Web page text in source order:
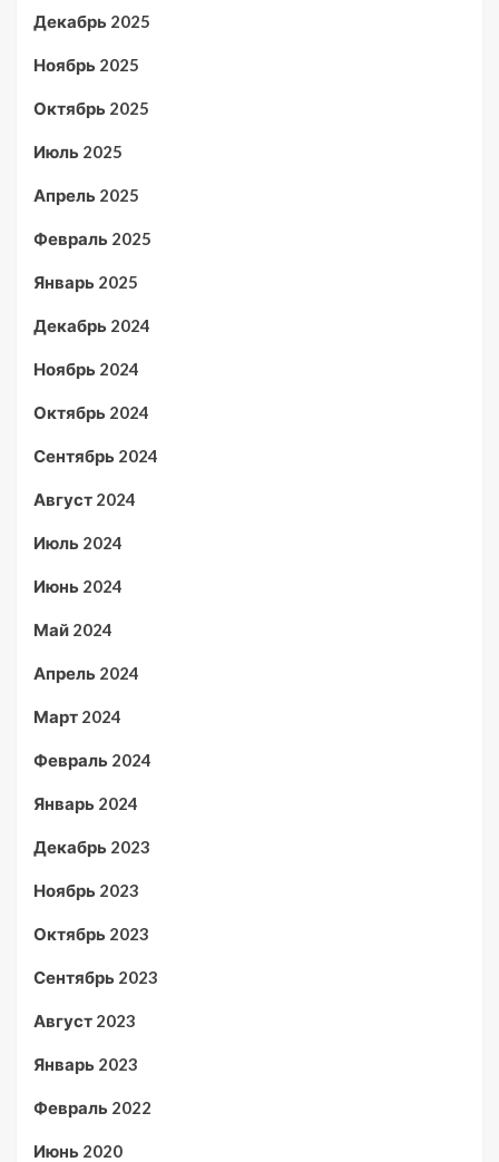
Декабрь 2025
Ноябрь 2025
Октябрь 2025
Июль 2025
Апрель 2025
Февраль 2025
Январь 2025
Декабрь 2024
Ноябрь 2024
Октябрь 2024
Сентябрь 2024
Август 2024
Июль 2024
Июнь 2024
Май 2024
Апрель 2024
Март 2024
Февраль 2024
Январь 2024
Декабрь 2023
Ноябрь 2023
Октябрь 2023
Сентябрь 2023
Август 2023
Январь 2023
Февраль 2022
Июнь 2020